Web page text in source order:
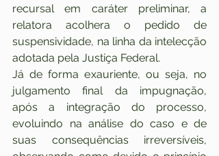
recursal em caráter preliminar, a
relatora acolhera o pedido de
suspensividade, na linha da intelecção
adotada pela Justiça Federal.
Já de forma exauriente, ou seja, no
julgamento final da impugnação,
após a integração do processo,
evoluindo na análise do caso e de
suas consequências irreversíveis,